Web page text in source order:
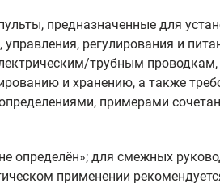
предназначенные для
регулирования и
трубным
и хранению, а также
примерами
определён»; для смежных
применении